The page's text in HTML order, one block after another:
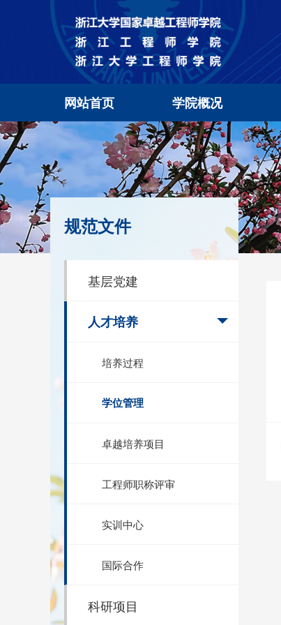
网站首页 学院概况
规范文件
基层党建
人才培养
培养过程
学位管理
卓越培养项目
工程师职称评审
实训中心
国际合作
科研项目